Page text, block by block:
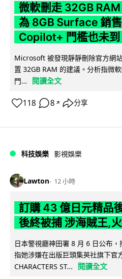
微軟刪走 32GB
為 8GB Surface 銷
Copilot+ 門檻也未到
Microsoft 被發現靜靜刪除官方網
置 32GB RAM 的建議。分析指微
門...
閱讀全文
118 8 ↗ 分享
科技娛樂 影視娛樂
Lawton 12 小時
訂購 43 億日元精品
後終被捕 涉海賊王,
日本警視廳神田署 8 月 6 日公布，
指她涉嫌在出版巨頭集英社旗下官
CHARACTERS ST...
閱讀全文